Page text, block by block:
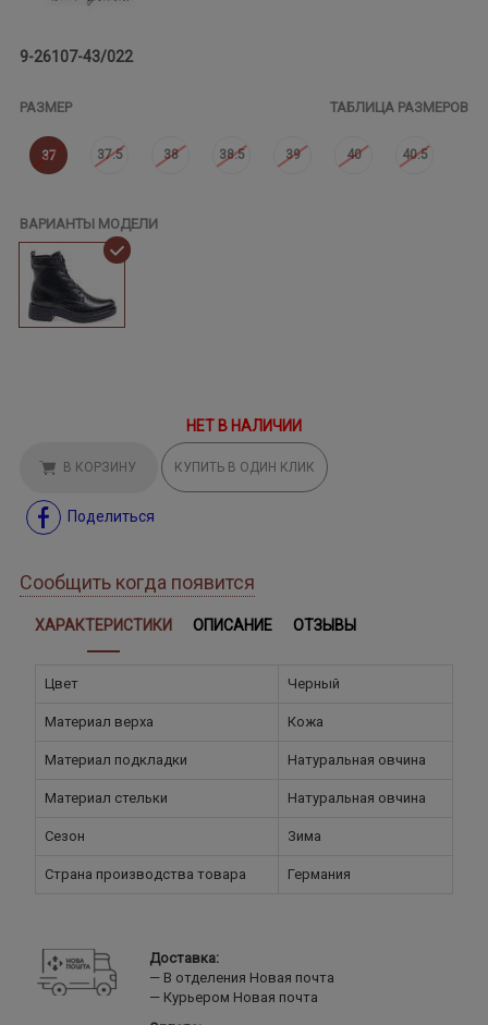
9-26107-43/022
РАЗМЕР ТАБЛИЦА РАЗМЕРОВ
37 37.5 38 38.5 39 40 40.5
ВАРИАНТЫ МОДЕЛИ
НЕТ В НАЛИЧИИ
В КОРЗИНУ КУПИТЬ В ОДИН КЛИК
Поделиться
Сообщить когда появится
ХАРАКТЕРИСТИКИ ОПИСАНИЕ ОТЗЫВЫ
Цвет Черный
Материал верха Кожа
Материал подкладки Натуральная овчина
Материал стельки Натуральная овчина
Сезон Зима
Страна производства товара Германия
Доставка:
В отделения Новая почта
Курьером Новая почта